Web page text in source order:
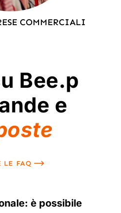
COMMERCIALI
Bee.p
e
LE FAQ
è possibile